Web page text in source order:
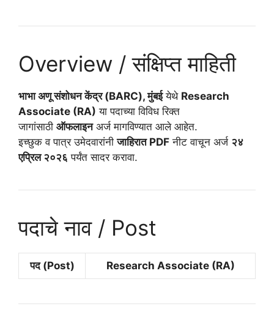
Overview / संक्षिप्त माहिती
भाभा अणू संशोधन केंद्र (BARC), मुंबईयेथे Research
Associate (RA) या पदाच्या विविध रिक्त
जागांसाठी ऑफलाइनअर्ज मागविण्यात आले आहेत.
इच्छुक व पात्र उमेदवारांनीजाहिरात PDF नीट वाचून अर्ज २४
एप्रिल २०२६ पर्यंत सादर करावा.
पदाचे नाव / Post
पद (Post) Research Associate (RA)